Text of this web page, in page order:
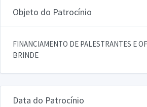
Objeto do Patrocínio
FINANCIAMENTO DE PALESTRANTES E
BRINDE
Data do Patrocínio